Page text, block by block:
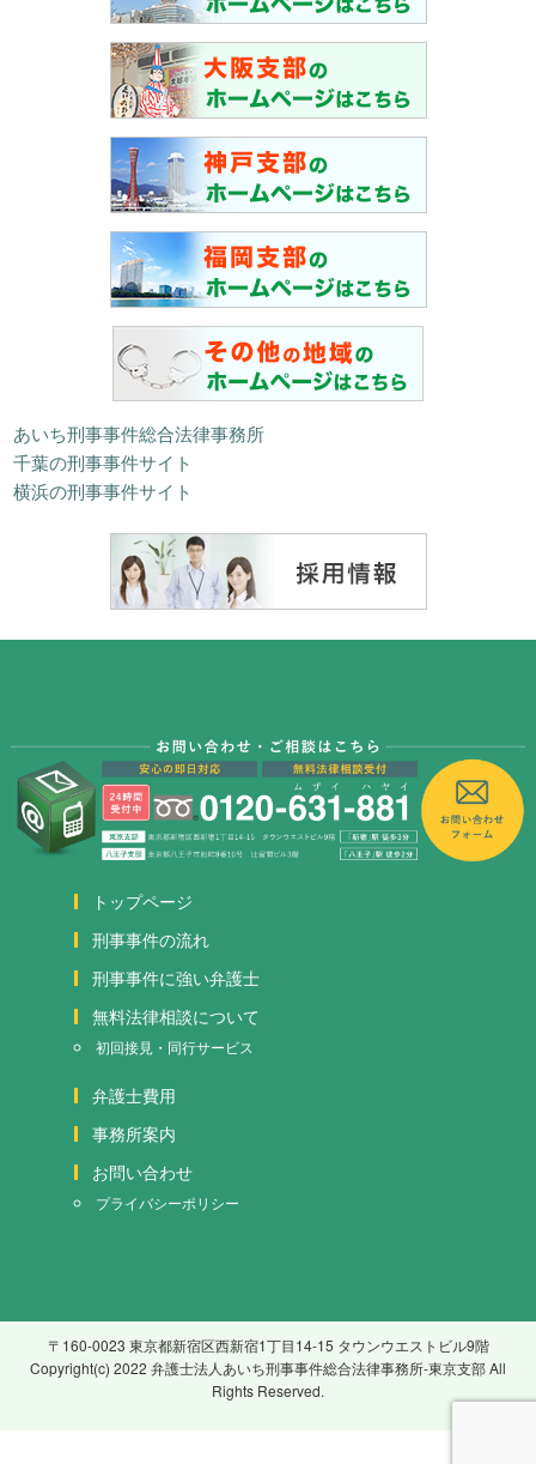
あいち刑事事件総合法律事務所
千葉の刑事事件サイト
横浜の刑事事件サイト
トップページ
刑事事件の流れ
刑事事件に強い弁護士
無料法律相談について
初回接見・同行サービス
弁護士費用
事務所案内
お問い合わせ
プライバシーポリシー
〒160-0023 東京都新宿区西新宿1丁目14-15 タウンウエストビル9階
Copyright(c) 2022 弁護士法人あいち刑事事件総合法律事務所-東京支部 All
Rights Reserved.